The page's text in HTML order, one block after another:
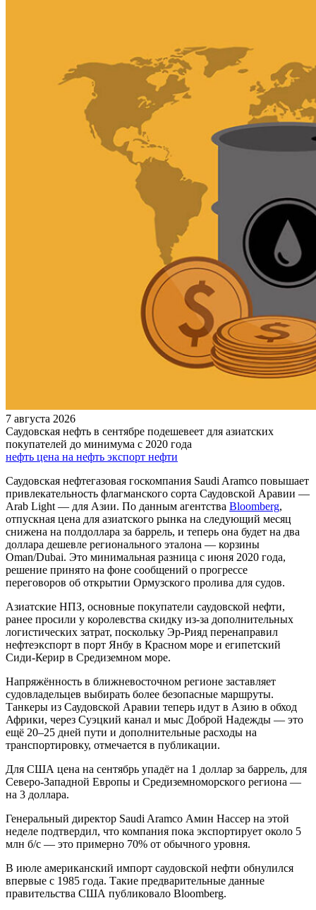
7 августа 2026
Саудовская нефть в сентябре подешевеет для азиатских
покупателей до минимума с 2020 года
нефть цена на нефть экспорт нефти
Саудовская нефтегазовая госкомпания Saudi Aramco повышает
привлекательность флагманского сорта Саудовской Аравии —
Arab Light — для Азии. По данным агентства Bloomberg,
отпускная цена для азиатского рынка на следующий месяц
снижена на полдоллара за баррель, и теперь она будет на два
доллара дешевле регионального эталона — корзины
Oman/Dubai. Это минимальная разница с июня 2020 года,
решение принято на фоне сообщений о прогрессе
переговоров об открытии Ормузского пролива для судов.
Азиатские НПЗ, основные покупатели саудовской нефти,
ранее просили у королевства скидку из-за дополнительных
логистических затрат, поскольку Эр-Рияд перенаправил
нефтеэкспорт в порт Янбу в Красном море и египетский
Сиди-Керир в Средиземном море.
Напряжённость в ближневосточном регионе заставляет
судовладельцев выбирать более безопасные маршруты.
Танкеры из Саудовской Аравии теперь идут в Азию в обход
Африки, через Суэцкий канал и мыс Доброй Надежды — это
ещё 20–25 дней пути и дополнительные расходы на
транспортировку, отмечается в публикации.
Для США цена на сентябрь упадёт на 1 доллар за баррель, для
Северо-Западной Европы и Средиземноморского региона —
на 3 доллара.
Генеральный директор Saudi Aramco Амин Нассер на этой
неделе подтвердил, что компания пока экспортирует около 5
млн б/с — это примерно 70% от обычного уровня.
В июле американский импорт саудовской нефти обнулился
впервые с 1985 года. Такие предварительные данные
правительства США публиковало Bloomberg.